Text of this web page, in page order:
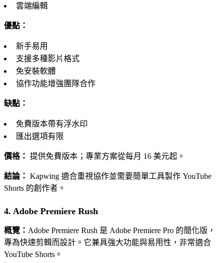
雲端編輯
優點：
新手易用
支援多種影片格式
免安裝軟體
協作功能增強團隊合作
缺點：
免費版本帶有浮水印
匯出選項有限
價格： 提供免費版本；專業方案從每月 16 美元起。
結論： Kapwing 適合重視協作並需要簡單工具製作 YouTube
Shorts 的創作者。
4. Adobe Premiere Rush
概覽： Adobe Premiere Rush 是 Adobe Premiere Pro 的簡化版，
專為快速剪輯而設計。它兼具強大功能與易用性，非常適合
YouTube Shorts。